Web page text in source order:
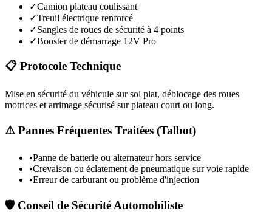
✓Camion plateau coulissant
✓Treuil électrique renforcé
✓Sangles de roues de sécurité à 4 points
✓Booster de démarrage 12V Pro
📋 Protocole Technique
Mise en sécurité du véhicule sur sol plat, déblocage des roues
motrices et arrimage sécurisé sur plateau court ou long.
⚠️ Pannes Fréquentes Traitées (Talbot)
•Panne de batterie ou alternateur hors service
•Crevaison ou éclatement de pneumatique sur voie rapide
•Erreur de carburant ou problème d'injection
🛡️ Conseil de Sécurité Automobiliste